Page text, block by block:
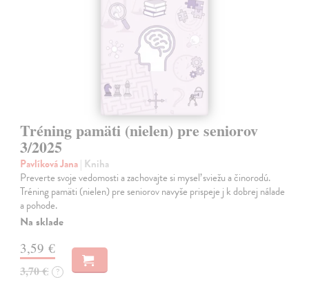
Tréning pamäti (nielen) pre seniorov
3/2025
Pavlíková Jana| Kniha
Preverte svoje vedomosti a zachovajte si myseľ sviežu a činorodú.
Tréning pamäti (nielen) pre seniorov navyše prispeje j k dobrej nálade
a pohode.
Na sklade
3,59 €
3,70 € ?